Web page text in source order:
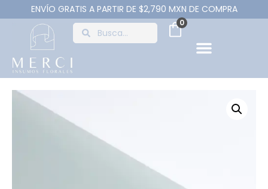
ENVÍO GRATIS A PARTIR DE $2,790 MXN DE COMPRA
0